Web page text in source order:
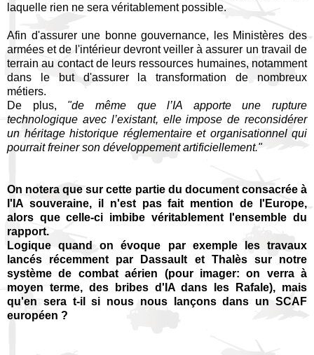
laquelle rien ne sera véritablement possible.
Afin d'assurer une bonne gouvernance, les Ministères des
armées et de l'intérieur devront veiller à assurer un travail de
terrain au contact de leurs ressources humaines, notamment
dans le but d'assurer la transformation de nombreux
métiers.
De plus, "de même que l’IA apporte une rupture
technologique avec l’existant, elle impose de reconsidérer
un héritage historique réglementaire et organisationnel qui
pourrait freiner son développement artificiellement."
On notera que sur cette partie du document consacrée à
l'IA souveraine, il n'est pas fait mention de l'Europe,
alors que celle-ci imbibe véritablement l'ensemble du
rapport.
Logique quand on évoque par exemple les travaux
lancés récemment par Dassault et Thalès sur notre
système de combat aérien (pour imager: on verra à
moyen terme, des bribes d'IA dans les Rafale), mais
qu'en sera t-il si nous nous lançons dans un SCAF
européen ?